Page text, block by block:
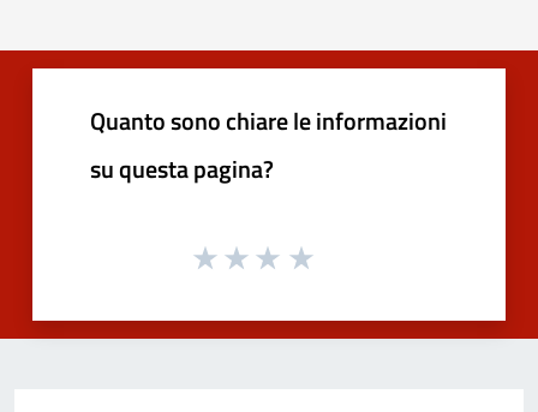
Quanto sono chiare le informazioni
su questa pagina?